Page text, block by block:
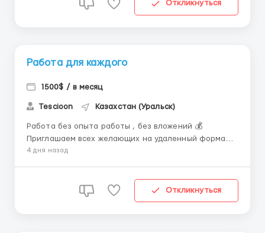
Откликнуться
Работа для каждого
1500$ / в месяц
Tescioon Казахстан (Уральск)
Работа без опыта работы , без вложений 💰
Приглашаем всех желающих на удаленный формат
работы! Если Вы готовы изменить свою финансовую
доступом к интернету; 2. Желание работать на
4 дня назад
Откликнуться